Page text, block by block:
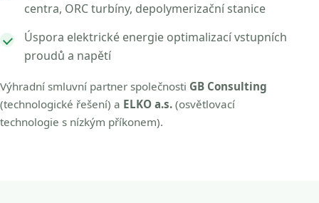
centra, ORC turbíny, depolymerizační stanice
Úspora elektrické energie optimalizací vstupních
proudů a napětí
Výhradní smluvní partner společnosti GB Consulting
(technologické řešení) a ELKO a.s. (osvětlovací
technologie s nízkým příkonem).